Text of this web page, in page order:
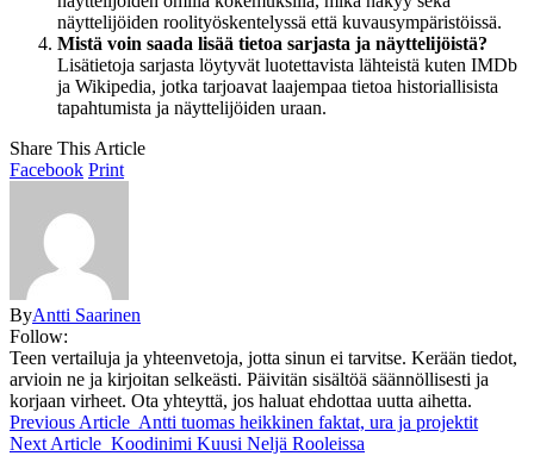
näyttelijöiden roolityöskentelyssä että kuvausympäristöissä.
Mistä voin saada lisää tietoa sarjasta ja näyttelijöistä?
Lisätietoja sarjasta löytyvät luotettavista lähteistä kuten IMDb
ja Wikipedia, jotka tarjoavat laajempaa tietoa historiallisista
tapahtumista ja näyttelijöiden uraan.
Share This Article
Facebook Print
ByAntti Saarinen
Follow:
Teen vertailuja ja yhteenvetoja, jotta sinun ei tarvitse. Kerään tiedot,
arvioin ne ja kirjoitan selkeästi. Päivitän sisältöä säännöllisesti ja
korjaan virheet. Ota yhteyttä, jos haluat ehdottaa uutta aihetta.
Previous Article Antti tuomas heikkinen faktat, ura ja projektit
Next Article Koodinimi Kuusi Neljä Rooleissa